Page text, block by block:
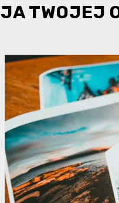
TWOJEJ